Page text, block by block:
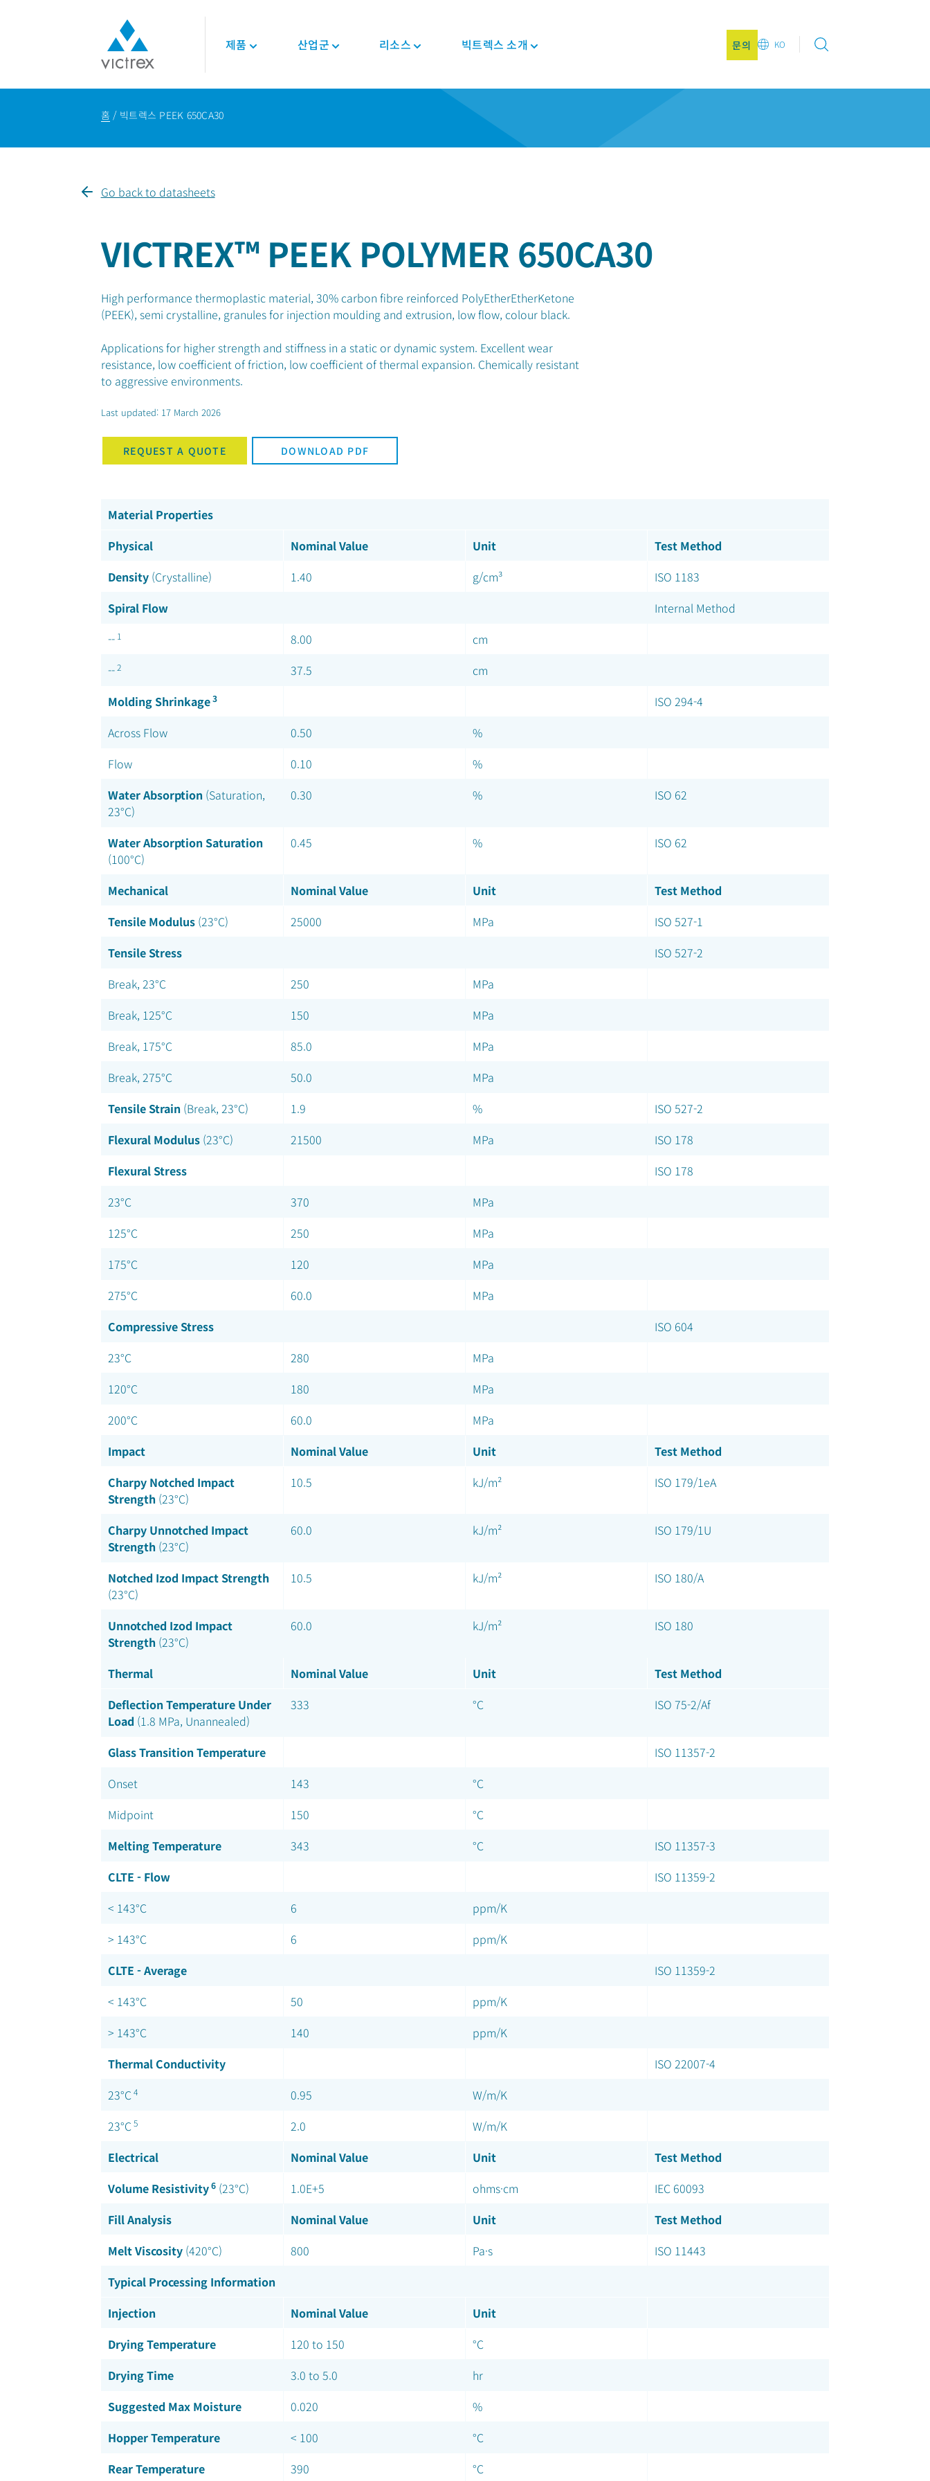
제품
PEEK 섬유
기어 솔루션
산업군
인테리어
재생 가능 에너지
LNG 및 수소에너지
E-모터 솔루션
산업용 장비
로봇 및 자동화
가전 제품
비-체내삽입형
리소스
기술 자료
브로셔
MSDS
빅트렉스 소개 문의 KO
JA
홈 빅트렉스 PEEK 650CA30
Go back to datasheets
VICTREX™ PEEK POLYMER 650CA30
High performance thermoplastic material, 30% carbon fibre reinforced PolyEtherEtherKetone
(PEEK), semi crystalline, granules for injection moulding and extrusion, low flow, colour black.
Applications for higher strength and stiffness in a static or dynamic system. Excellent wear
resistance, low coefficient of friction, low coefficient of thermal expansion. Chemically resistant
to aggressive environments.
Last updated: 17 March 2026
REQUEST A QUOTE DOWNLOAD PDF
Material Properties
Physical
Nominal Value Unit
Test Method
Density(Crystalline) 1.40 g/cm³
ISO 1183
Spiral Flow
Internal Method
-- 1 8.00
cm
-- 2 37.5
cm
Molding Shrinkage 3
ISO 294-4
Across Flow
0.50
%
Flow
0.10
%
Water Absorption (Saturation,
23°C)
0.30 % ISO 62
Water Absorption Saturation
(100°C)
0.45 % ISO 62
Mechanical Nominal Value Unit
Test Method
Tensile Modulus(23°C) 25000 MPa
ISO 527-1
Tensile Stress
ISO 527-2
Break, 23°C
250
MPa
Break, 125°C
150
MPa
Break, 175°C
85.0
MPa
Break, 275°C
50.0
MPa
Tensile Strain(Break, 23°C) 1.9 %
ISO 527-2
Flexural Modulus(23°C) 21500 MPa
ISO 178
Flexural Stress
ISO 178
23°C
370
MPa
125°C
250
MPa
175°C
120
MPa
275°C
60.0
MPa
Compressive Stress
ISO 604
23°C
280
MPa
120°C
180
MPa
200°C
60.0
MPa
Impact
Nominal Value Unit
Test Method
Charpy Notched Impact
Strength(23°C)
10.5 kJ/m² ISO 179/1eA
Charpy Unnotched Impact
Strength (23°C)
60.0 kJ/m² ISO 179/1U
Notched Izod Impact Strength
(23°C)
10.5 kJ/m² ISO 180/A
Unnotched Izod Impact
Strength (23°C)
60.0 kJ/m² ISO 180
Thermal Nominal Value Unit
Test Method
Deflection Temperature Under
Load (1.8 MPa, Unannealed)
333 °C ISO 75-2/Af
Glass Transition Temperature
ISO 11357-2
Onset
143
°C
Midpoint
150
°C
Melting Temperature
343 °C
ISO 11357-3
CLTE - Flow
ISO 11359-2
< 143°C
6
ppm/K
> 143°C
6
ppm/K
CLTE - Average
ISO 11359-2
< 143°C
50
ppm/K
> 143°C
140
ppm/K
Thermal Conductivity
ISO 22007-4
23°C 4 0.95
W/m/K
23°C 5 2.0
W/m/K
Electrical
Nominal Value Unit
Test Method
Volume Resistivity 6(23°C) 1.0E+5 ohms·cm
IEC 60093
Fill Analysis
Nominal Value Unit
Test Method
Melt Viscosity(420°C) 800 Pa·s
ISO 11443
Typical Processing Information
Injection
Nominal Value
Unit
Drying Temperature
120 to 150
°C
Drying Time
3.0 to 5.0
hr
Suggested Max Moisture
0.020
%
Hopper Temperature
< 100
°C
Rear Temperature
390 °C